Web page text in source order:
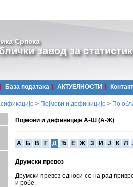
Српска
завод за
Базa података АКТУЕЛНОСТИ Контакт
> Појмови и дефиниције > По
Појмови и дефиниције А-Ш (А-Ж)
A Б В Г Д Ђ Е Ж З И Ј К Л
Друмски превоз
Друмски превоз односи се на рад
и робе.